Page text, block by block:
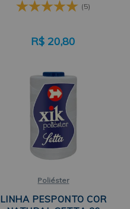
(5)
R$ 20,80
Poliéster
LINHA PESPONTO COR